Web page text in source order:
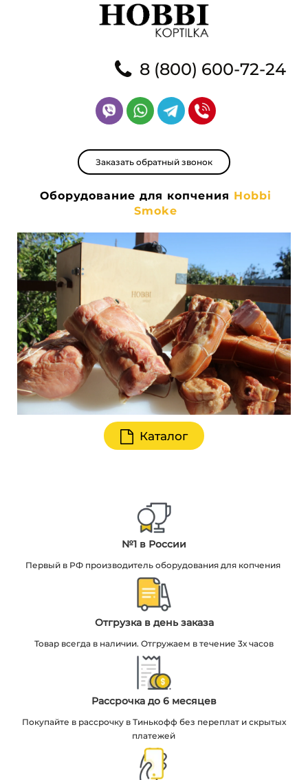
8 (800) 600-72-24
Заказать обратный звонок
Оборудование для копчения Hobbi
Smoke
Каталог
№1 в России
Первый в РФ производитель оборудования для копчения
Отгрузка в день заказа
Товар всегда в наличии. Отгружаем в течение 3х часов
Рассрочка до 6 месяцев
Покупайте в рассрочку в Тинькофф без переплат и скрытых
платежей